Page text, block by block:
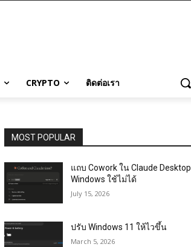
CRYPTO ติดต่อเรา
MOST POPULAR
แถบ Cowork ใน Claude Desktop
Windows ใช้ไม่ได้
July 15, 2026
ปรับ Windows 11 ให้ไวขึ้น
March 5, 2026